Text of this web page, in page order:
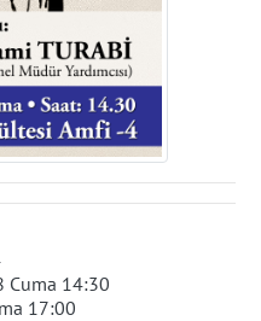
Cuma 14:30
17:00